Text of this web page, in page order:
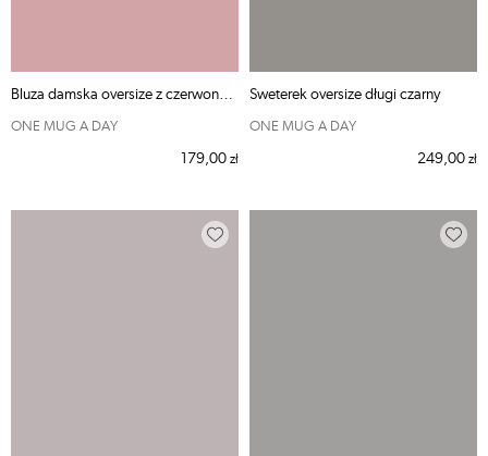
Bluza damska oversize z czerwonym nadrukiem z tyłu
ONE MUG A DAY
179,00 zł
Sweterek oversize długi czarny
ONE MUG A DAY
249,00 zł